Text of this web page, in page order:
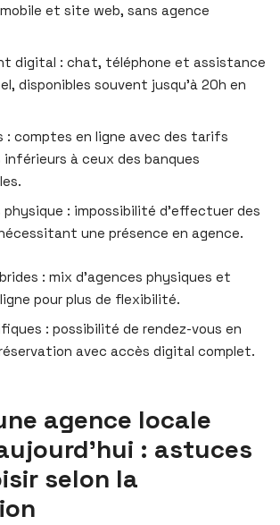
et site web, sans agence
digital : chat, téléphone et assistance
disponibles souvent jusqu’à 20h en
: comptes en ligne avec des tarifs
inférieurs à ceux des banques
physique : impossibilité d’effectuer des
une présence en agence.
: mix d’agences physiques et
pour plus de flexibilité.
: possibilité de rendez-vous en
avec accès digital complet.
agence locale
: astuces
selon la